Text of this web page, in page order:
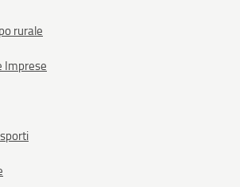
rurale
Imprese